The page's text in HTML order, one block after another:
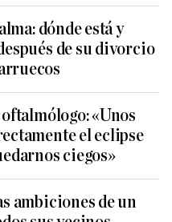
dónde está y
de su divorcio
«Unos
el eclipse
ciegos»
ambiciones de un